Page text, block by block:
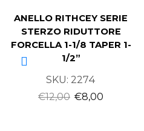
ANELLO RITHCEY SERIE
STERZO RIDUTTORE
FORCELLA 1-1/8 TAPER 1-
1/2”
SKU: 2274
€12,00 €8,00